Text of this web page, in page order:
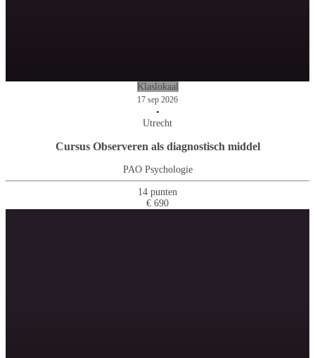
Klaslokaal
17 sep 2026
•
Utrecht
Cursus Observeren als diagnostisch middel
PAO Psychologie
14 punten
€ 690